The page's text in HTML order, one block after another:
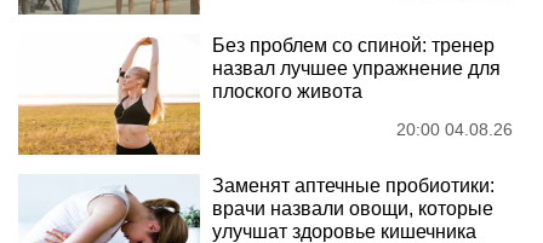
Без проблем со спиной: тренер
назвал лучшее упражнение для
плоского живота
20:00 04.08.26
Заменят аптечные пробиотики:
врачи назвали овощи, которые
улучшат здоровье кишечника